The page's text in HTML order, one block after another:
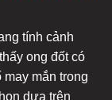
tính cảnh
ong đốt có
mắn trong
dựa trên